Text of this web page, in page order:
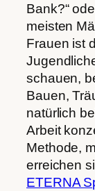
Bank?“
meisten
Frauen ist
schauen,
Bauen,
natürlich
Arbeit
Methode,
erreichen
ETERNA